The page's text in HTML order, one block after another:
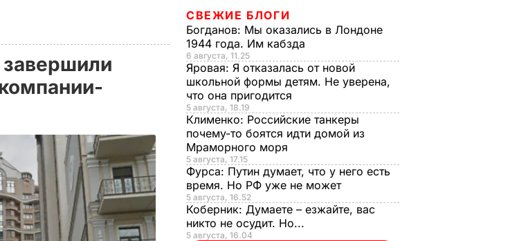
СВЕЖИЕ БЛОГИ
Богданов: Мы оказались в Лондоне
1944 года. Им кабзда
6 августа, 11.25
Яровая: Я отказалась от новой
школьной формы детям. Не уверена,
что она пригодится
5 августа, 18.19
Клименко: Российские танкеры
почему-то боятся идти домой из
Мраморного моря
5 августа, 17.15
Фурса: Путин думает, что у него есть
время. Но РФ уже не может
5 августа, 16.52
Коберник: Думаете – езжайте, вас
никто не осудит. Но...
5 августа, 16.04